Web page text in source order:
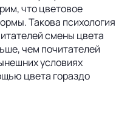
что цветовое
Такова психология
смены цвета
чем почитателей
условиях
цвета гораздо